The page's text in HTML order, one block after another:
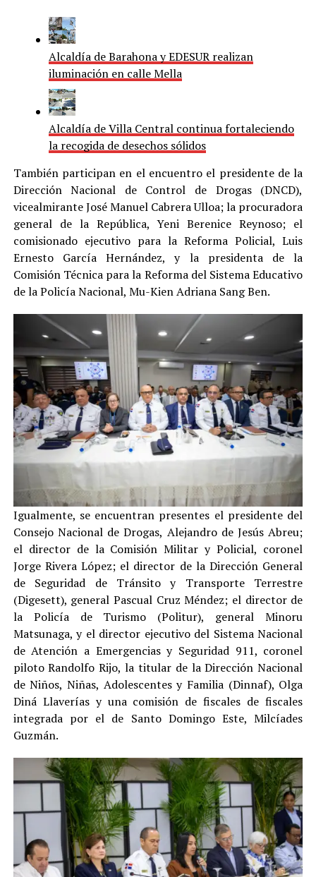
Alcaldía de Barahona y EDESUR realizan
iluminación en calle Mella
Alcaldía de Villa Central continua fortaleciendo
la recogida de desechos sólidos
También participan en el encuentro el presidente de la
Dirección Nacional de Control de Drogas (DNCD),
vicealmirante José Manuel Cabrera Ulloa; la procuradora
general de la República, Yeni Berenice Reynoso; el
comisionado ejecutivo para la Reforma Policial, Luis
Ernesto García Hernández, y la presidenta de la
Comisión Técnica para la Reforma del Sistema Educativo
de la Policía Nacional, Mu-Kien Adriana Sang Ben.
Igualmente, se encuentran presentes el presidente del
Consejo Nacional de Drogas, Alejandro de Jesús Abreu;
el director de la Comisión Militar y Policial, coronel
Jorge Rivera López; el director de la Dirección General
de Seguridad de Tránsito y Transporte Terrestre
(Digesett), general Pascual Cruz Méndez; el director de
la Policía de Turismo (Politur), general Minoru
Matsunaga, y el director ejecutivo del Sistema Nacional
de Atención a Emergencias y Seguridad 911, coronel
piloto Randolfo Rijo, la titular de la Dirección Nacional
de Niños, Niñas, Adolescentes y Familia (Dinnaf), Olga
Diná Llaverías y una comisión de fiscales de fiscales
integrada por el de Santo Domingo Este, Milcíades
Guzmán.